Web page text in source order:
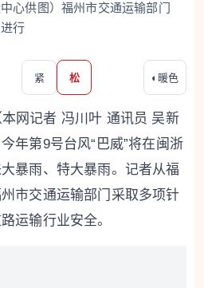
心供图）福州市交通运输部门
行
紧 松 ◐ 暖色
网记者 冯川叶 通讯员 吴新
年第9号台风“巴威”将在闽浙
暴雨、特大暴雨。记者从福
市交通运输部门采取多项针
运输行业安全。